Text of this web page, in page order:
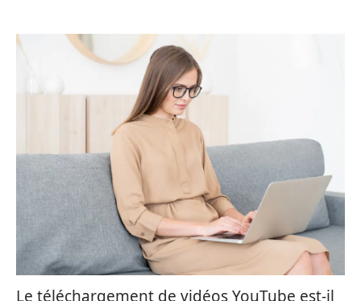
Le téléchargement de vidéos YouTube est-il